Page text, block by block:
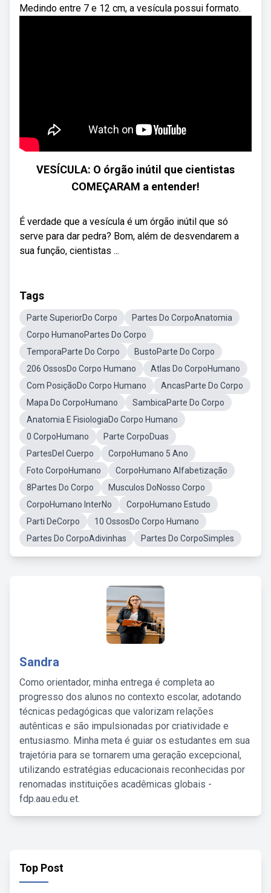
Medindo entre 7 e 12 cm, a vesícula possui formato.
VESÍCULA: O órgão inútil que cientistas
COMEÇARAM a entender!
É verdade que a vesícula é um órgão inútil que só
serve para dar pedra? Bom, além de desvendarem a
sua função, cientistas ...
Tags
Parte SuperiorDo Corpo
Partes Do CorpoAnatomia
Corpo HumanoPartes Do Corpo
TemporaParte Do Corpo
BustoParte Do Corpo
206 OssosDo Corpo Humano
Atlas Do CorpoHumano
Com PosiçãoDo Corpo Humano
AncasParte Do Corpo
Mapa Do CorpoHumano
SambicaParte Do Corpo
Anatomia E FisiologiaDo Corpo Humano
0 CorpoHumano
Parte CorpoDuas
PartesDel Cuerpo
CorpoHumano 5 Ano
Foto CorpoHumano
CorpoHumano Alfabetização
8Partes Do Corpo
Musculos DoNosso Corpo
CorpoHumano InterNo
CorpoHumano Estudo
Parti DeCorpo
10 OssosDo Corpo Humano
Partes Do CorpoAdivinhas
Partes Do CorpoSimples
Sandra
Como orientador, minha entrega é completa ao
progresso dos alunos no contexto escolar, adotando
técnicas pedagógicas que valorizam relações
autênticas e são impulsionadas por criatividade e
entusiasmo. Minha meta é guiar os estudantes em sua
trajetória para se tornarem uma geração excepcional,
utilizando estratégias educacionais reconhecidas por
renomadas instituições acadêmicas globais -
fdp.aau.edu.et.
Top Post